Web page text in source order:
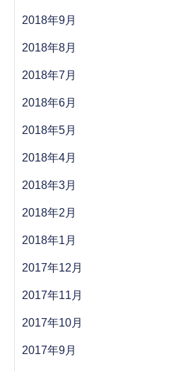
2018年9月
2018年8月
2018年7月
2018年6月
2018年5月
2018年4月
2018年3月
2018年2月
2018年1月
2017年12月
2017年11月
2017年10月
2017年9月